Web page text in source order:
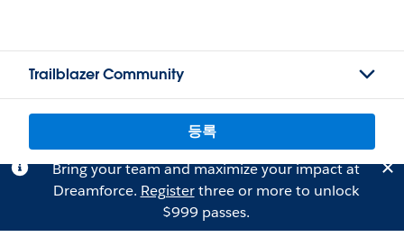
Trailblazer Community
등록
Bring your team and maximize your impact at
Dreamforce. Registerthree or more to unlock
$999 passes.